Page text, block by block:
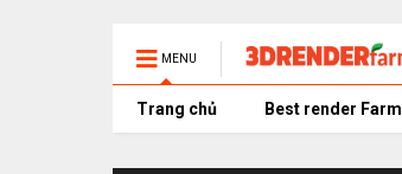
MENU
Trang chủ Best render Farm